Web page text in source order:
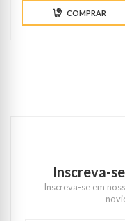
COMPRAR
Inscreva-
Inscreva-se em